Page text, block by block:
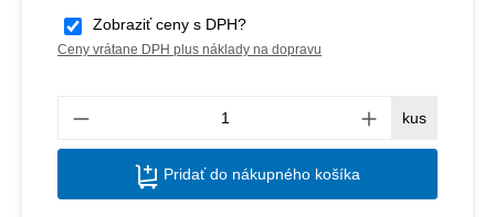
Zobraziť ceny s DPH?
Ceny vrátane DPH plus náklady na dopravu
kus
Pridať do nákupného košíka